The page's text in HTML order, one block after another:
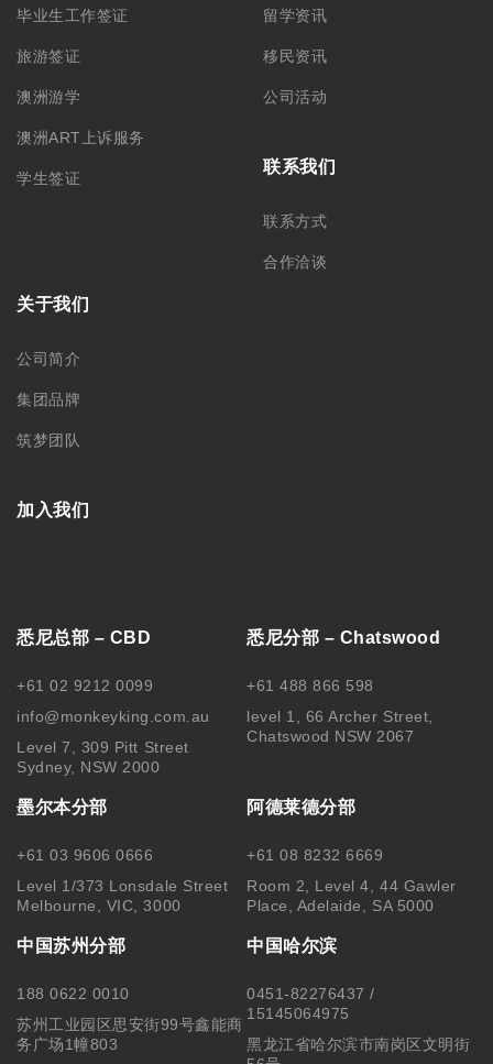
毕业生工作签证
旅游签证
澳洲游学
澳洲ART上诉服务
学生签证
留学资讯
移民资讯
公司活动
联系我们
联系方式
合作洽谈
关于我们
公司简介
集团品牌
筑梦团队
加入我们
悉尼总部 – CBD
+61 02 9212 0099
info@monkeyking.com.au
Level 7, 309 Pitt Street
Sydney, NSW 2000
悉尼分部 – Chatswood
+61 488 866 598
level 1, 66 Archer Street,
Chatswood NSW 2067
墨尔本分部
+61 03 9606 0666
Level 1/373 Lonsdale Street
Melbourne, VIC, 3000
阿德莱德分部
+61 08 8232 6669
Room 2, Level 4, 44 Gawler
Place, Adelaide, SA 5000
中国苏州分部
188 0622 0010
苏州工业园区思安街99号鑫能商
务广场1幢803
中国哈尔滨
0451-82276437 /
15145064975
黑龙江省哈尔滨市南岗区文明街